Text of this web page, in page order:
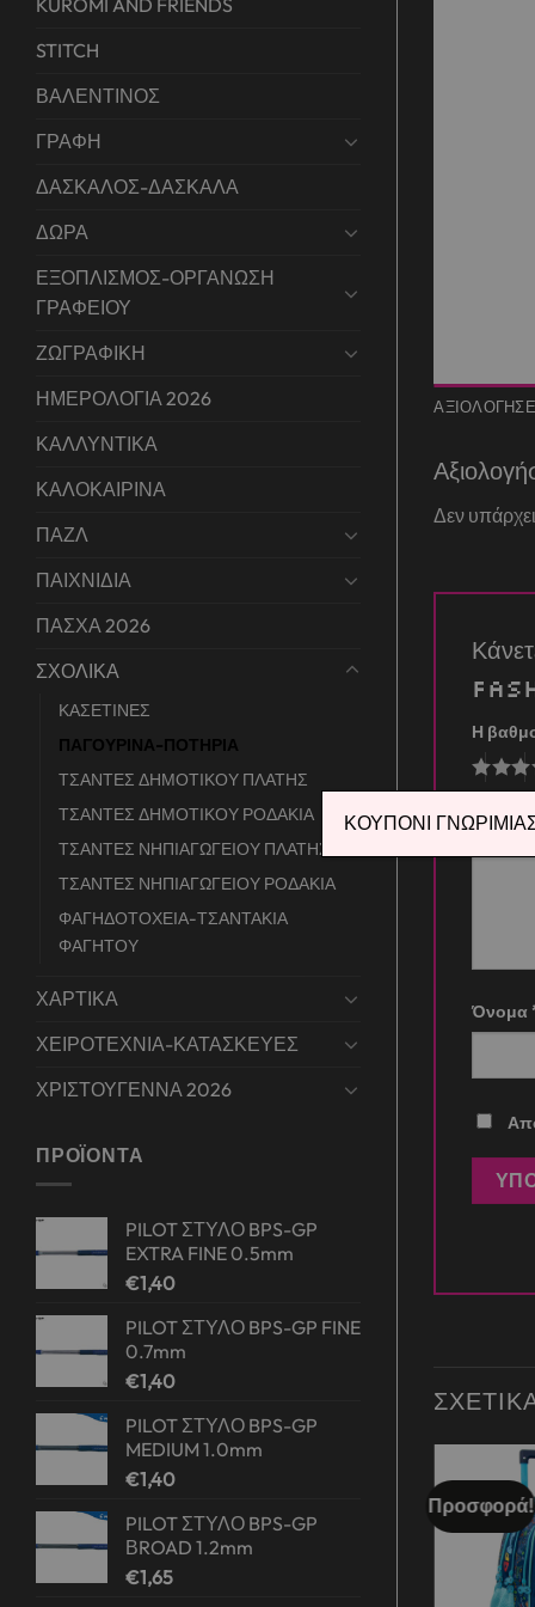
STITCH
ΒΑΛΕΝΤΙΝΟΣ
ΓΡΑΦΗ
ΔΑΣΚΑΛΟΣ-ΔΑΣΚΑΛΑ
ΔΩΡΑ
ΕΞΟΠΛΙΣΜΟΣ-ΟΡΓΑΝΩΣΗ
ΓΡΑΦΕΙΟΥ
ΖΩΓΡΑΦΙΚΗ
ΗΜΕΡΟΛΟΓΙΑ 2026
ΚΑΛΛΥΝΤΙΚΑ
ΚΑΛΟΚΑΙΡΙΝΑ
ΠΑΖΛ
ΠΑΙΧΝΙΔΙΑ
ΠΑΣΧΑ 2026
ΣΧΟΛΙΚΑ
ΚΑΣΕΤΙΝΕΣ
ΠΑΓΟΥΡΙΝΑ-ΠΟΤΗΡΙΑ
ΤΣΑΝΤΕΣ ΔΗΜΟΤΙΚΟΥ ΠΛΑΤΗΣ
ΤΣΑΝΤΕΣ ΔΗΜΟΤΙΚΟΥ ΡΟΔΑΚΙΑ
ΤΣΑΝΤΕΣ ΝΗΠΙΑΓΩΓΕΙΟΥ ΠΛΑΤΗΣ
ΤΣΑΝΤΕΣ ΝΗΠΙΑΓΩΓΕΙΟΥ ΡΟΔΑΚΙΑ
ΦΑΓΗΔΟΤΟΧΕΙΑ-ΤΣΑΝΤΑΚΙΑ
ΦΑΓΗΤΟΥ
ΧΑΡΤΙΚΑ
ΧΕΙΡΟΤΕΧΝΙΑ-ΚΑΤΑΣΚΕΥΕΣ
ΧΡΙΣΤΟΥΓΕΝΝΑ 2026
ΠΡΟΪΌΝΤΑ
PILOT ΣΤΥΛΟ BPS-GP
EXTRA FINE 0.5mm
€1,40
PILOT ΣΤΥΛΟ BPS-GP FINE
0.7mm
€1,40
PILOT ΣΤΥΛΟ BPS-GP
MEDIUM 1.0mm
€1,40
PILOT ΣΤΥΛΟ BPS-GP
ΒROAD 1.2mm
€1,65
Δεν
Η
Όνομα
Προσφορά!
Add to
wishlist
ΚΟΥΠΟΝΙ